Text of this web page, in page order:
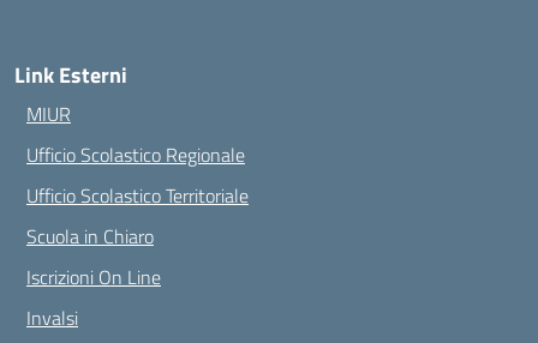
Link Esterni
MIUR
Ufficio Scolastico Regionale
Ufficio Scolastico Territoriale
Scuola in Chiaro
Iscrizioni On Line
Invalsi